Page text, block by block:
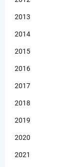
2013
2014
2015
2016
2017
2018
2019
2020
2021